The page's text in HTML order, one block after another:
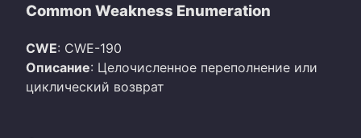
Common Weakness Enumeration
CWE: CWE-190
Описание: Целочисленное переполнение или
циклический возврат